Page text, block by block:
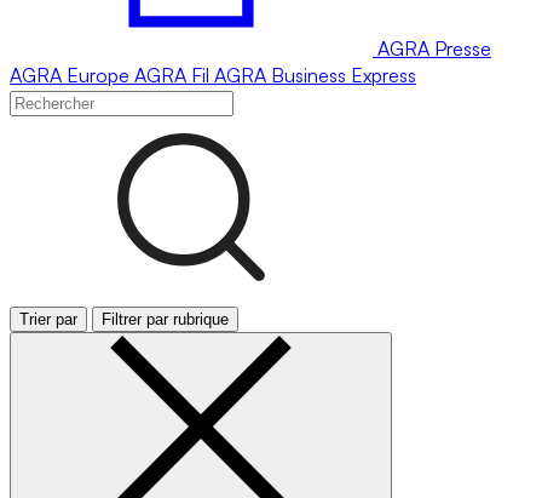
AGRA Presse
AGRA Europe AGRA Fil AGRA Business Express
Trier par Filtrer par rubrique